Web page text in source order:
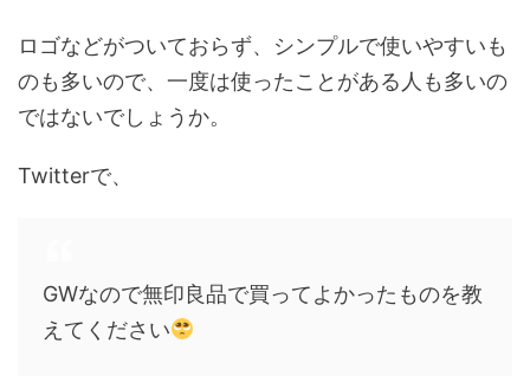
ロゴなどがついておらず、シンプルで使いやすいも
のも多いので、一度は使ったことがある人も多いの
ではないでしょうか。
Twitterで、
GWなので無印良品で買ってよかったものを教
えてください